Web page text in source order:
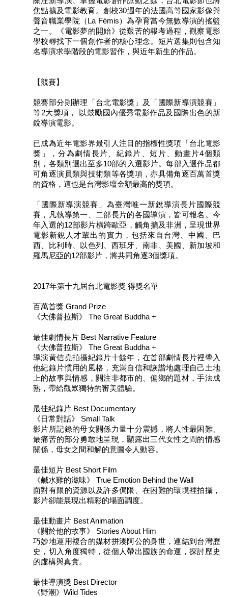
焦點擴及電影教育。創校30週年的法國高等國家影像與
聲音職業學院（La Fémis）為孕育當今無數導演的搖籃
之一。《電影夢的開始》從艱苦的報考過程，觀察電影
學校尋找下一個創作者的核心理念。短片選集則包含知
名導演求學階段的電影習作，與近年新生的作品。
【競賽】
競賽部分則辦理「台北電影獎」及「國際新導演競賽」
等2大獎項， 以鼓勵國內優秀電影作品及國際出色的新
銳導演電影。
已成為近年電影界最引人注目的指標性獎項「台北電影
獎」，分為劇情長片、紀錄片、短片、動畫片4個類
別，各類別選出至多10部的入選影片。每部入選作品都
可角逐演員類與技術類等各獎項，亦具備角逐百萬首獎
的資格，這也是台灣影壇金額最高的獎項。
「國際新導演競賽」為臺灣唯一新銳導演長片國際競
賽，凡執導第一、二部長片的各國導演，皆可報名。今
年入選的12部影片橫跨歐亞，觸角擴及非洲，呈現世界
電影新銳人才輩出的實力，包括來自台灣、中國、巴
西、比利時、以色列、西班牙、南非、美國、新加坡和
羅馬尼亞的12部影片，將共同角逐3個獎項。
2017年第十九屆台北電影獎 得獎名單
百萬首獎 Grand Prize
《大佛普拉斯》 The Great Buddha +
最佳劇情長片 Best Narrative Feature
《大佛普拉斯》 The Great Buddha +
導演黃信堯拍攝紀錄片十餘年，在首部劇情長片裡帶入
他紀錄片慣用的風格，充滿自信和詼諧地處理自己土地
上的故事與情感，關注非都市的、偏鄉的題材，手法成
熟，帶給觀眾獨特的審美體驗。
最佳紀錄片 Best Documentary
《日常對話》 Small Talk
影片所記錄的母女關係力量十分震撼，將人性最困難、
最痛苦的部分勇敢地呈現，顯露出三代女性之間的情感
關係，母女之間和解的意圖令人動容。
最佳短片 Best Short Film
《鹹水雞的滋味》 True Emotion Behind the Wall
面對有限的資源以及許多侷限、在困難的環境裡拍攝，
影片卻能展現出精彩的場面調度。
最佳動畫片 Best Animation
《關於他的故事》 Stories About Him
巧妙地運用複合的媒材拼湊阿公的身世，連結到台灣歷
史，切入角度獨特，從個人帶出國族的命運，探討歷史
的虛構與真實。
最佳導演獎 Best Director
《野潮》Wild Tides